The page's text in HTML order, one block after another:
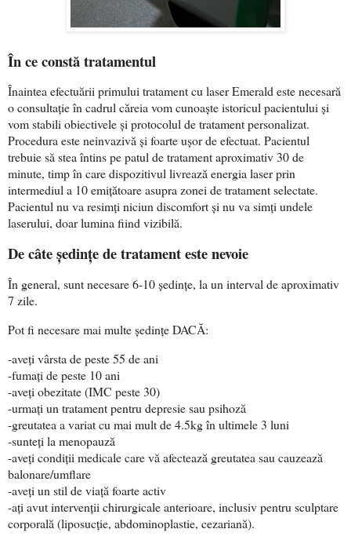
În ce constă tratamentul
Înaintea efectuării primului tratament cu laser Emerald este necesară
o consultație în cadrul căreia vom cunoaște istoricul pacientului și
vom stabili obiectivele și protocolul de tratament personalizat.
Procedura este neinvazivă și foarte ușor de efectuat. Pacientul
trebuie să stea întins pe patul de tratament aproximativ 30 de
minute, timp în care dispozitivul livrează energia laser prin
intermediul a 10 emițătoare asupra zonei de tratament selectate.
Pacientul nu va resimți niciun discomfort și nu va simți undele
laserului, doar lumina fiind vizibilă.
De câte ședințe de tratament este nevoie
În general, sunt necesare 6-10 ședințe, la un interval de aproximativ
7 zile.
Pot fi necesare mai multe ședințe DACĂ:
-aveți vârsta de peste 55 de ani
-fumați de peste 10 ani
-aveți obezitate (IMC peste 30)
-urmați un tratament pentru depresie sau psihoză
-greutatea a variat cu mai mult de 4.5kg în ultimele 3 luni
-sunteți la menopauză
-aveți condiții medicale care vă afectează greutatea sau cauzează
balonare/umflare
-aveți un stil de viață foarte activ
-ați avut intervenții chirurgicale anterioare, inclusiv pentru sculptare
corporală (liposucție, abdominoplastie, cezariană).